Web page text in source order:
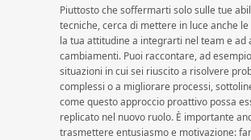
Piuttosto che soffermarti solo sulle tue
tecniche, cerca di mettere in luce anche
la tua attitudine a integrarti nel team e ad
cambiamenti. Puoi raccontare, ad
situazioni in cui sei riuscito a risolvere
complessi o a migliorare processi,
come questo approccio proattivo possa
replicato nel nuovo ruolo. È importante
trasmettere entusiasmo e motivazione: